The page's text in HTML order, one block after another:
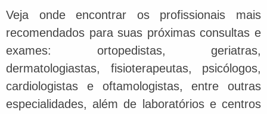
Veja onde encontrar os profissionais mais
recomendados para suas próximas consultas e
exames: ortopedistas, geriatras,
dermatologiastas, fisioterapeutas, psicólogos,
cardiologistas e oftamologistas, entre outras
especialidades, além de laboratórios e centros